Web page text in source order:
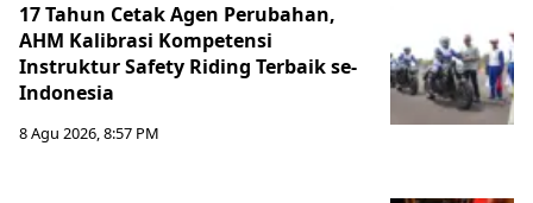
17 Tahun Cetak Agen Perubahan,
AHM Kalibrasi Kompetensi
Instruktur Safety Riding Terbaik se-
Indonesia
8 Agu 2026, 8:57 PM